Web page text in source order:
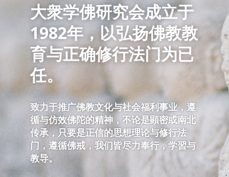
大衆学佛研究会成立于
1982年，以弘扬佛教教
育与正确修行法门为已
任。
致力于推广佛教文化与社会福利事业，遵
循与仿效佛陀的精神，不论是顕密或南北
传承，只要是正信的思想理论与修行法
门，遵循佛戒，我们皆尽力奉行，学習与
教导。